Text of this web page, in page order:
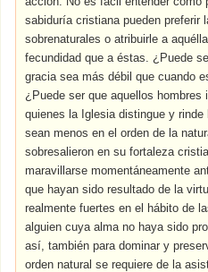
sabiduría cristiana pueden preferir
sobrenaturales o atribuirle a
fecundidad que a éstas. ¿Puede
gracia sea más débil que cuando
¿Puede ser que aquellos
quienes la Iglesia distingue y
sean menos en el orden de la
sobresalieron en su fortaleza
maravillarse momentáneamente
que hayan sido resultado de la
realmente fuertes en el hábito de
alguien cuya alma no haya sido
así, también para dominar y
orden natural se requiere de la